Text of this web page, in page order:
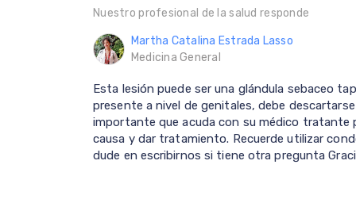
Nuestro profesional de la salud responde
Martha Catalina Estrada Lasso
Medicina General
Esta lesión puede ser una glándula sebaceo
presente a nivel de genitales, debe
importante que acuda con su médico tratante
causa y dar tratamiento. Recuerde utilizar
dude en escribirnos si tiene otra pregunta